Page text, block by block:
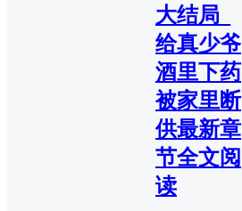
大结局_
给真少爷
酒里下药
被家里断
供最新章
节全文阅
读